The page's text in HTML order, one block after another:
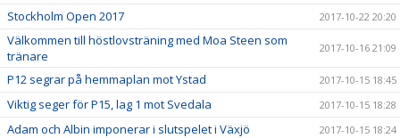
Stockholm Open 2017 2017-10-22 20:20
Välkommen till höstlovsträning med Moa Steen som
tränare
2017-10-16 21:09
P12 segrar på hemmaplan mot Ystad 2017-10-15 18:45
Viktig seger för P15, lag 1 mot Svedala 2017-10-15 18:28
Adam och Albin imponerar i slutspelet i Växjö 2017-10-15 18:24